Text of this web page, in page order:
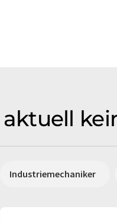
Industriemechaniker